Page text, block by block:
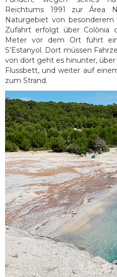
Reichtums 1991 zur Área
Naturgebiet von
Zufahrt erfolgt über Colònia
Meter vor dem Ort führt
S’Estanyol. Dort müssen
von dort geht es hinunter,
Flussbett, und weiter auf
zum Strand.